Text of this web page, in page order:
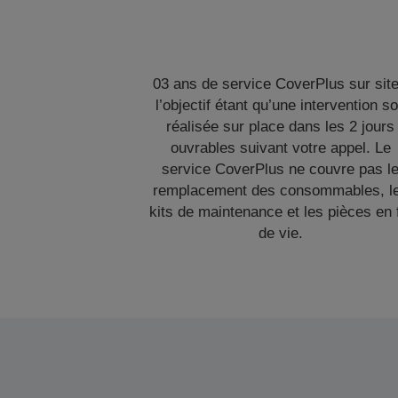
03 ans de service CoverPlus sur
l’objectif étant qu’une intervention
réalisée sur place dans les 2 jours
ouvrables suivant votre appel. Le
service CoverPlus ne couvre pas le
remplacement des consommables,
kits de maintenance et les pièces en
de vie.